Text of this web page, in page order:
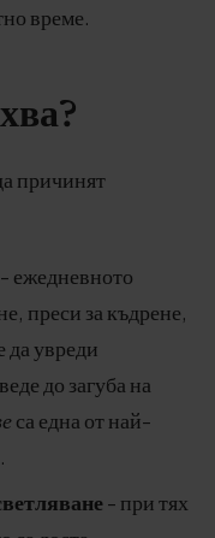
време.
причинят
- ежедневното
преси за къдрене,
да увреди
до загуба на
са една от най-
- при тях